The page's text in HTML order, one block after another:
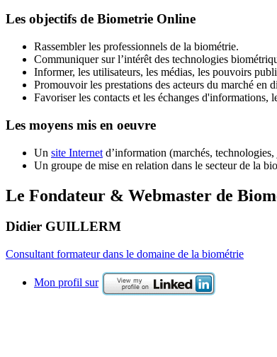
Les objectifs de Biometrie Online
Rassembler les professionnels de la biométrie.
Communiquer sur l’intérêt des technologies
Informer, les utilisateurs, les médias, les pouvoirs
Promouvoir les prestations des acteurs du marché en
Favoriser les contacts et les échanges d'informations,
Les moyens mis en oeuvre
Un site Internet d’information (marchés,
Un groupe de mise en relation dans le secteur de la
Le Fondateur & Webmaster de
Didier GUILLERM
Consultant formateur dans le domaine de la biométrie
Mon profil sur